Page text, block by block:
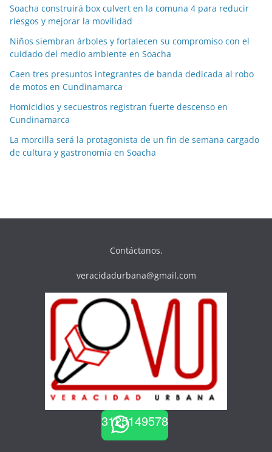
Soacha construirá box culvert en la comuna 4 para reducir
riesgos y mejorar la movilidad
Niños siembran árboles y fortalecen su compromiso con el
cuidado del medio ambiente en Soacha
Caen tres presuntos integrantes de banda dedicada al robo
de motos en Cundinamarca
Homicidios y secuestros registran fuerte descenso en
Cundinamarca
La morcilla será la protagonista de un fin de semana cargado
de cultura y gastronomía en Soacha
Contáctanos.
veracidadurbana@gmail.com
3125149578